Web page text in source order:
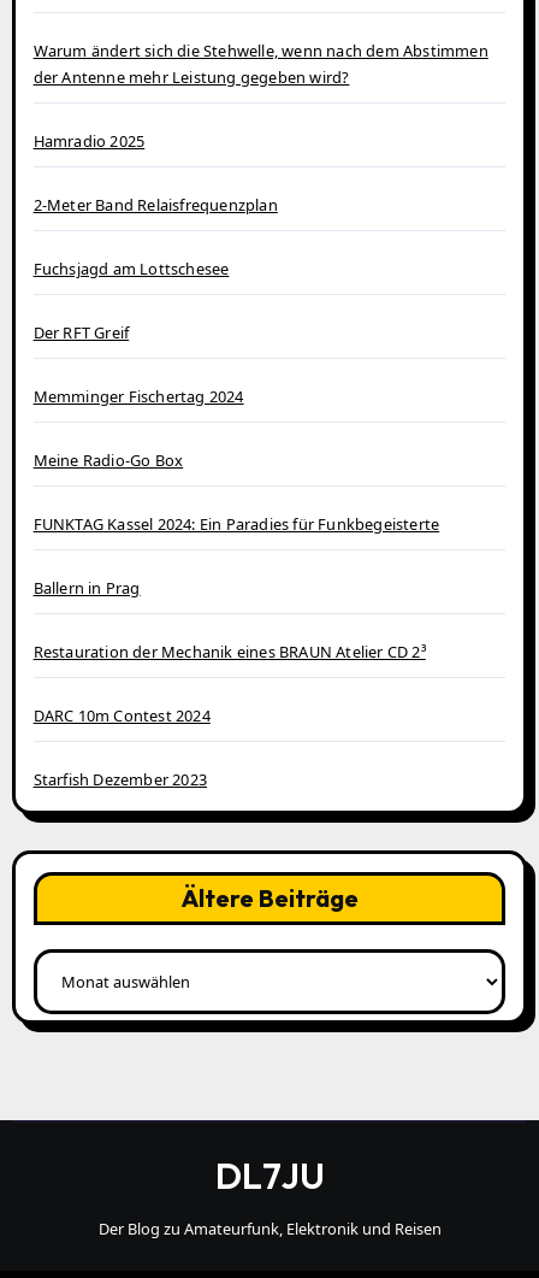
Warum ändert sich die Stehwelle, wenn nach dem Abstimmen
der Antenne mehr Leistung gegeben wird?
Hamradio 2025
2-Meter Band Relaisfrequenzplan
Fuchsjagd am Lottschesee
Der RFT Greif
Memminger Fischertag 2024
Meine Radio-Go Box
FUNKTAG Kassel 2024: Ein Paradies für Funkbegeisterte
Ballern in Prag
Restauration der Mechanik eines BRAUN Atelier CD 2³
DARC 10m Contest 2024
Starfish Dezember 2023
Ältere Beiträge
Ältere
Beiträge
DL7JU
Der Blog zu Amateurfunk, Elektronik und Reisen